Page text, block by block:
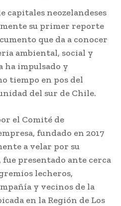
capitales neozelandeses
su primer reporte
que da a conocer
ambiental, social y
ha impulsado y
tiempo en pos del
del sur de Chile.
el Comité de
fundado en 2017
a velar por su
presentado ante cerca
lecheros,
y vecinos de la
en la Región de Los